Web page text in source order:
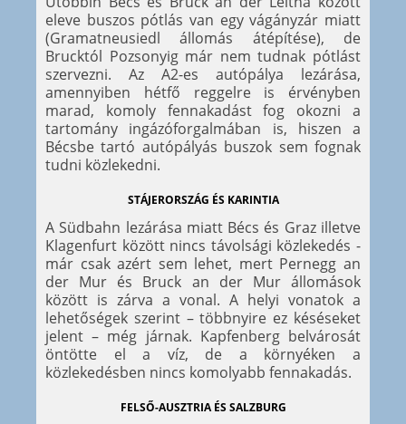
eleve buszos pótlás van egy vágányzár miatt
(Gramatneusiedl állomás átépítése), de
Brucktól Pozsonyig már nem tudnak pótlást
szervezni. Az A2-es autópálya lezárása,
amennyiben hétfő reggelre is érvényben
marad, komoly fennakadást fog okozni a
tartomány ingázóforgalmában is, hiszen a
Bécsbe tartó autópályás buszok sem fognak
tudni közlekedni.
STÁJERORSZÁG ÉS KARINTIA
A Südbahn lezárása miatt Bécs és Graz illetve
Klagenfurt között nincs távolsági közlekedés -
már csak azért sem lehet, mert Pernegg an
der Mur és Bruck an der Mur állomások
között is zárva a vonal. A helyi vonatok a
lehetőségek szerint – többnyire ez késéseket
jelent – még járnak. Kapfenberg belvárosát
öntötte el a víz, de a környéken a
közlekedésben nincs komolyabb fennakadás.
FELSŐ-AUSZTRIA ÉS SALZBURG